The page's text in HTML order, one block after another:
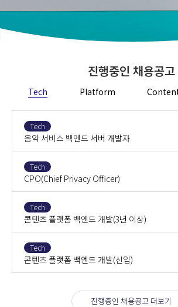
진행중인 채용공고
Tech Platform
Tech
음악 서비스 백엔드 서버 개발자
Tech
CPO(Chief Privacy Officer)
Tech
콘텐츠 플랫폼 백엔드 개발(3년 이상)
Tech
콘텐츠 플랫폼 백엔드 개발(신입)
진행중인 채용공고 더보기